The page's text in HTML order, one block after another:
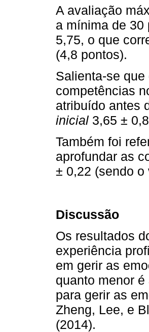
A avaliação
a mínima de 30
5,75, o que
(4,8 pontos).
Salienta-se
competências
atribuído antes
inicial 3,65 ±
Também foi
aprofundar as
± 0,22 (sendo
Discussão
Os resultados
experiência
em gerir as
quanto menor
para gerir as
Zheng, Lee, e
(2014).